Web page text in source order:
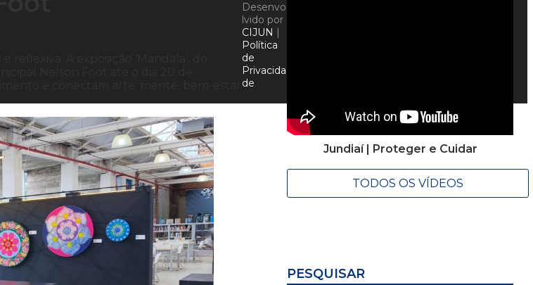
Jundiaí | Proteger e Cuidar
TODOS OS VÍDEOS
PESQUISAR
Desenvo
lvido por
CIJUN |
Política
de
Privacida
de